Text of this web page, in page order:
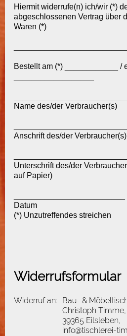
Hiermit widerrufe(n) ich/wir (*)
abgeschlossenen Vertrag über
Waren (*)
Bestellt am (*) ____________ /
Name des/der Verbraucher(s)
Anschrift des/der Verbraucher(s)
Unterschrift des/der
auf Papier)
Datum
(*) Unzutreffendes streichen
Widerrufsformular
Widerruf an:
Bau- &
Christoph Timme,
39365 Eilsleben,
info@tischlerei-